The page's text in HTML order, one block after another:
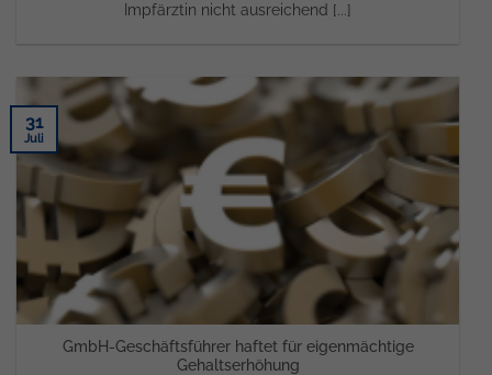
Impfärztin nicht ausreichend [...]
GmbH-Geschäftsführer haftet für eigenmächtige
Gehaltserhöhung
31
Juli